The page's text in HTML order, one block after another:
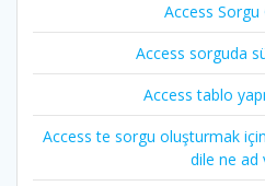
Access Sorgu
Access sorguda
Access tablo
Access te sorgu oluşturmak
dile ne ad